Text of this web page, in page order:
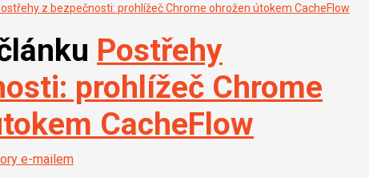
z bezpečnosti: prohlížeč Chrome ohrožen útokem CacheFlow
Postřehy
prohlížeč Chrome
CacheFlow
e-mailem